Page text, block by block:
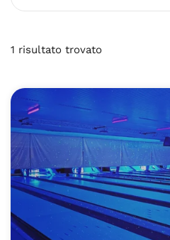
1 risultato trovato